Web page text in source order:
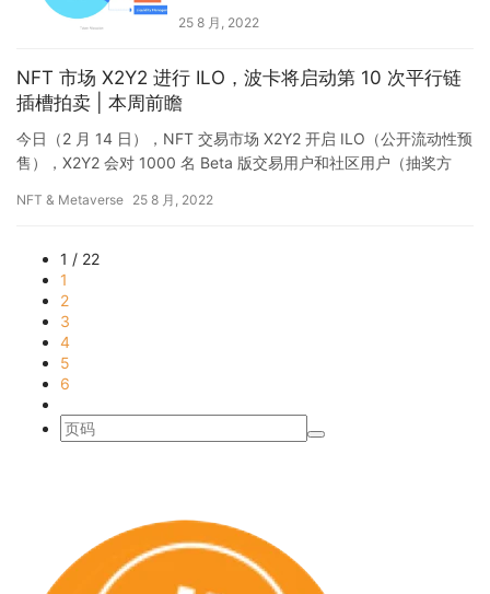
具
推
荐
25 8 月, 2022
NFT 市场 X2Y2 进行 ILO，波卡将启动第 10 次平行链
插槽拍卖 | 本周前瞻
今日（2 月 14 日），NFT 交易市场 X2Y2 开启 ILO（公开流动性预
售），X2Y2 会对 1000 名 Beta 版交易用户和社区用户（抽奖方
NFT & Metaverse 25 8 月, 2022
1 / 22
1
2
3
4
5
6